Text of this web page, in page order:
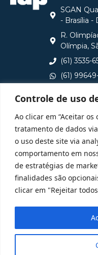
Controle de uso
Ao clicar em “Aceitar os
tratamento de dados
o uso deste site via
comportamento em
de estratégias de
finalidades são
clicar em "Rejeitar
SGAN
- Brasília -
R.
Olímpia,
(61) 3535-
(61)
Consulte